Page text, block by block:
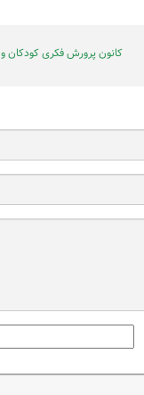
کانون پرورش فکری کودکان